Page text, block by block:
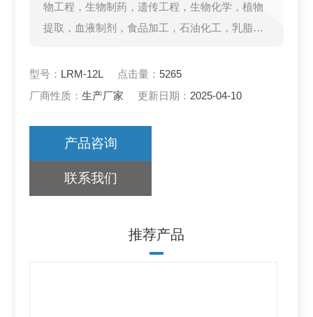
物工程，生物制药，遗传工程，生物化学，植物
提取，血液制剂，食品加工，石油化工，乳脂分
型号： LRM-12L 点击量： 5265
厂商性质：生产厂家 更新日期： 2025-04-10
产品咨询
联系我们
推荐产品